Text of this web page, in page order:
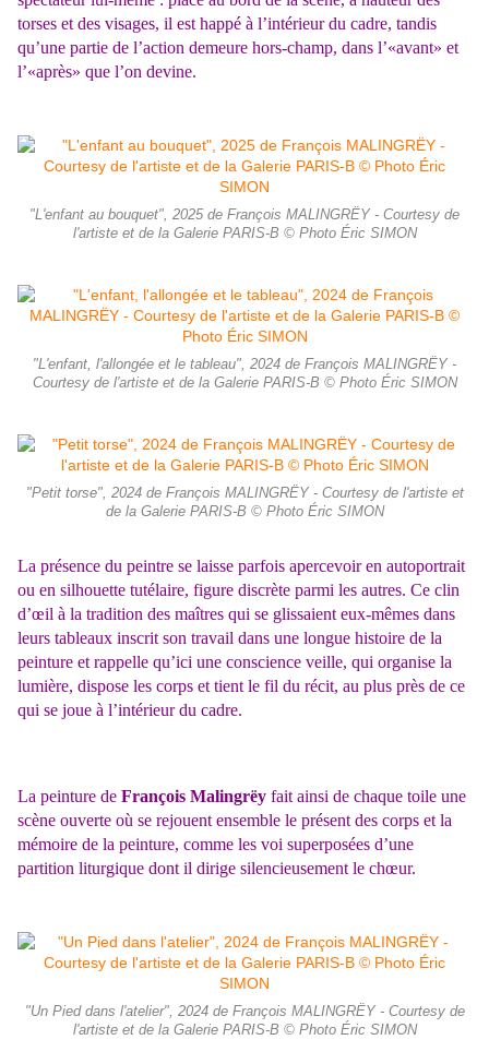
torses et des visages, il est happé à l’intérieur du cadre, tandis
qu’une partie de l’action demeure hors-champ, dans l’«avant» et
l’«après» que l’on devine.
"L'enfant au bouquet", 2025 de François MALINGRËY - Courtesy de
l'artiste et de la Galerie PARIS-B © Photo Éric SIMON
"L'enfant, l'allongée et le tableau", 2024 de François MALINGRËY -
Courtesy de l'artiste et de la Galerie PARIS-B © Photo Éric SIMON
"Petit torse", 2024 de François MALINGRËY - Courtesy de l'artiste et
de la Galerie PARIS-B © Photo Éric SIMON
La présence du peintre se laisse parfois apercevoir en autoportrait
ou en silhouette tutélaire, figure discrète parmi les autres. Ce clin
d’œil à la tradition des maîtres qui se glissaient eux-mêmes dans
leurs tableaux inscrit son travail dans une longue histoire de la
peinture et rappelle qu’ici une conscience veille, qui organise la
lumière, dispose les corps et tient le fil du récit, au plus près de ce
qui se joue à l’intérieur du cadre.
La peinture de François Malingrëy fait ainsi de chaque toile une
scène ouverte où se rejouent ensemble le présent des corps et la
mémoire de la peinture, comme les voi superposées d’une
partition liturgique dont il dirige silencieusement le chœur.
"Un Pied dans l'atelier", 2024 de François MALINGRËY - Courtesy de
l'artiste et de la Galerie PARIS-B © Photo Éric SIMON